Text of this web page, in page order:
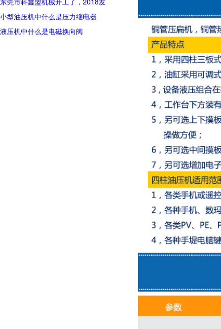
迎新老客户莅临参观
发发
小型油压机中什么是压力继电器
液压机中什么是电磁换向阀